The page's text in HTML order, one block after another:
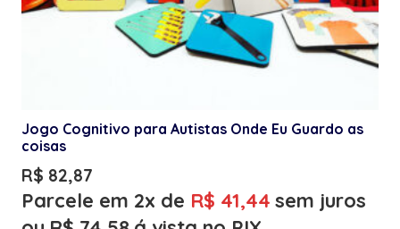
Jogo Cognitivo para Autistas Onde Eu Guardo as
coisas
R$ 82,87
Parcele em 2x de R$ 41,44 sem juros